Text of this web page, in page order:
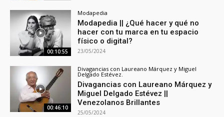
00:10:55
Modapedia
Modapedia || ¿Qué hacer y qué no
hacer con tu marca en tu espacio
físico o digital?
23/05/2024
00:46:10
Divagancias con Laureano Márquez y Miguel
Delgado Estévez.
Divagancias con Laureano Márquez y
Miguel Delgado Estévez ||
Venezolanos Brillantes
25/05/2024